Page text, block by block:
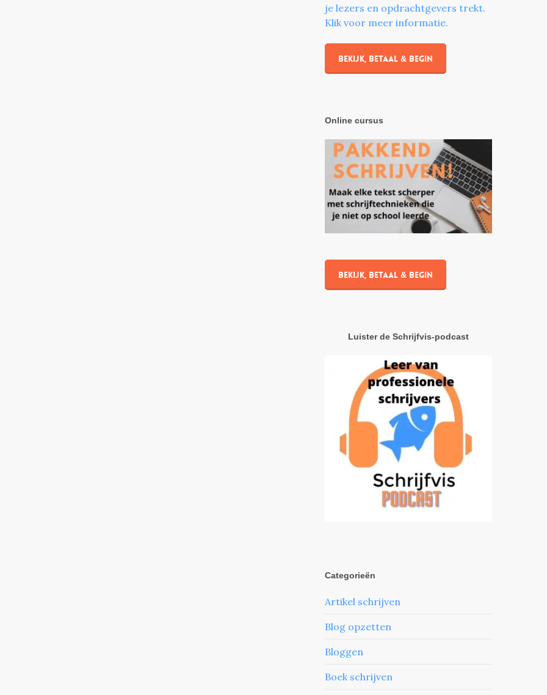
je lezers en opdrachtgevers trekt.
Klik voor meer informatie.
Bekijk, betaal & begin
Online cursus
Bekijk, betaal & begin
Luister de Schrijfvis-podcast
Categorieën
Artikel schrijven
Blog opzetten
Bloggen
Boek schrijven